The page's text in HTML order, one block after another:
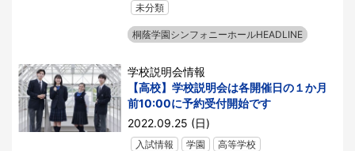
未分類
桐蔭学園シンフォニーホールHEADLINE
学校説明会情報
【高校】学校説明会は各開催日の１か月
前10:00に予約受付開始です
2022.09.25 (日)
入試情報 学園 高等学校